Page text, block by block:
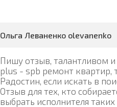
Ольга Леваненко olevanenko
Пишу отзыв, талантливом
plus - spb ремонт квартир,
Радостин, если искать в
Отзыв для тех, кто
выбрать исполнителя